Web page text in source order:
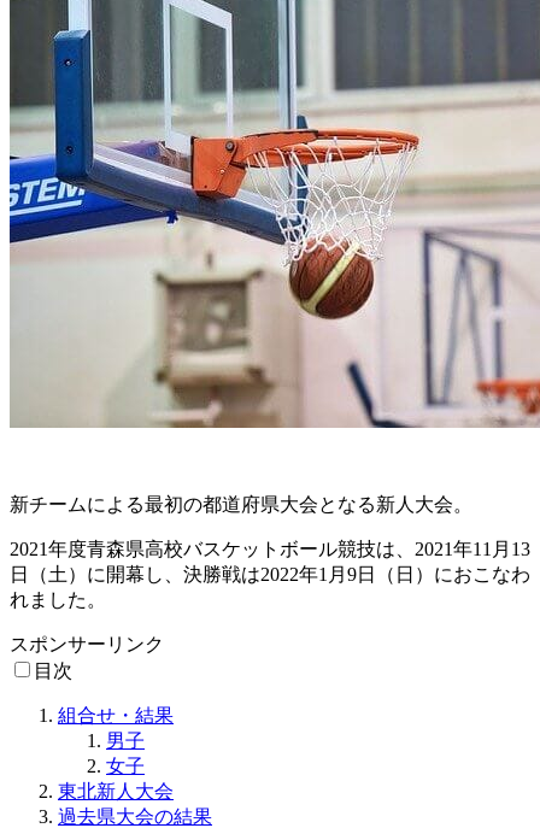
新チームによる最初の都道府県大会となる新人大会。
2021年度青森県高校バスケットボール競技は、2021年11月13
日（土）に開幕し、決勝戦は2022年1月9日（日）におこなわ
れました。
スポンサーリンク
目次
組合せ・結果
男子
女子
東北新人大会
過去県大会の結果